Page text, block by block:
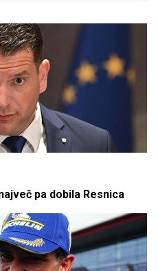
pa dobila Resnica